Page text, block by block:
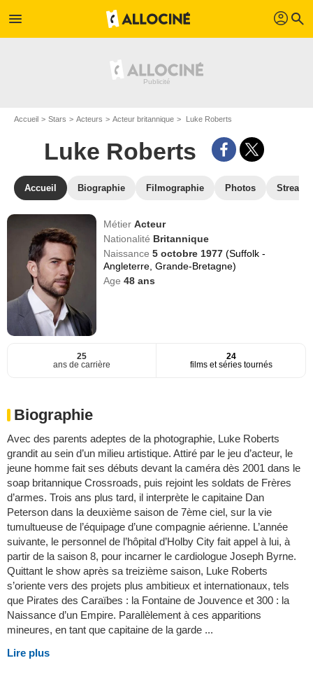
menu profil search
Accueil Stars Acteurs Acteur britannique Luke Roberts
Luke Roberts
Accueil Biographie Filmographie Photos
MétierActeur
Nationalité Britannique
Naissance5 octobre 1977(Suffolk -
Angleterre, Grande-Bretagne)
Age48 ans
25
ans de carrière
24
films et séries tournés
Biographie
Avec des parents adeptes de la photographie, Luke Roberts
grandit au sein d’un milieu artistique. Attiré par le jeu d’acteur, le
jeune homme fait ses débuts devant la caméra dès 2001 dans le
soap britannique Crossroads, puis rejoint les soldats de Frères
d’armes. Trois ans plus tard, il interprète le capitaine Dan
Peterson dans la deuxième saison de 7ème ciel, sur la vie
tumultueuse de l’équipage d’une compagnie aérienne. L’année
suivante, le personnel de l’hôpital d’Holby City fait appel à lui, à
partir de la saison 8, pour incarner le cardiologue Joseph Byrne.
Quittant le show après sa treizième saison, Luke Roberts
s’oriente vers des projets plus ambitieux et internationaux, tels
que Pirates des Caraïbes : la Fontaine de Jouvence et 300 : la
Naissance d’un Empire. Parallèlement à ces apparitions
mineures, en tant que capitaine de la garde ...
Lire plus